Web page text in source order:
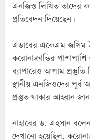
এনজিও লিখিত তাদের
প্রতিবেদন দিয়েছেন।
এডাবের একেএম জসিম
করোনাক্রান্তির
ব্যাপারেও আগাম প্রস্তুতি
স্থানীয় এনজিওদের পূর্ব
প্রস্তুত থাকার আহ্বান
নাহাবের ড. এহসান
দেখানো হয়েছিল,